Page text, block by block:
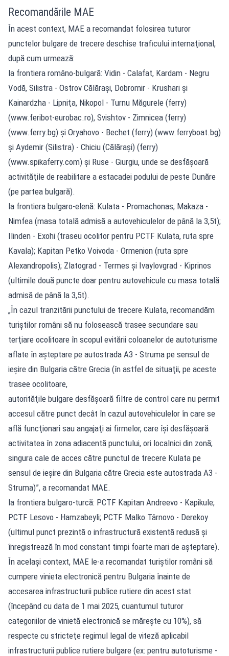
Recomandările MAE
În acest context, MAE a recomandat folosirea tuturor
punctelor bulgare de trecere deschise traficului internaţional,
după cum urmează:
la frontiera româno-bulgară: Vidin - Calafat, Kardam - Negru
Vodă, Silistra - Ostrov Călăraşi, Dobromir - Krushari şi
Kainardzha - Lipniţa, Nikopol - Turnu Măgurele (ferry)
(www.feribot-eurobac.ro), Svishtov - Zimnicea (ferry)
(www.ferry.bg) şi Oryahovo - Bechet (ferry) (www.ferryboat.bg)
şi Aydemir (Silistra) - Chiciu (Călăraşi) (ferry)
(www.spikaferry.com) şi Ruse - Giurgiu, unde se desfăşoară
activităţile de reabilitare a estacadei podului de peste Dunăre
(pe partea bulgară).
la frontiera bulgaro-elenă: Kulata - Promachonas; Makaza -
Nimfea (masa totală admisă a autovehiculelor de până la 3,5t);
Ilinden - Exohi (traseu ocolitor pentru PCTF Kulata, ruta spre
Kavala); Kapitan Petko Voivoda - Ormenion (ruta spre
Alexandropolis); Zlatograd - Termes şi Ivaylovgrad - Kiprinos
(ultimile două puncte doar pentru autovehicule cu masa totală
admisă de până la 3,5t).
„În cazul tranzitării punctului de trecere Kulata, recomandăm
turiştilor români să nu folosească trasee secundare sau
terţiare ocolitoare în scopul evitării coloanelor de autoturisme
aflate în aşteptare pe autostrada A3 - Struma pe sensul de
ieşire din Bulgaria către Grecia (în astfel de situaţii, pe aceste
trasee ocolitoare,
autorităţile bulgare desfăşoară filtre de control care nu permit
accesul către punct decât în cazul autovehiculelor în care se
află funcţionari sau angajaţi ai firmelor, care îşi desfăşoară
activitatea în zona adiacentă punctului, ori localnici din zonă;
singura cale de acces către punctul de trecere Kulata pe
sensul de ieşire din Bulgaria către Grecia este autostrada A3 -
Struma)”, a recomandat MAE.
la frontiera bulgaro-turcă: PCTF Kapitan Andreevo - Kapikule;
PCTF Lesovo - Hamzabeyli; PCTF Malko Târnovo - Derekoy
(ultimul punct prezintă o infrastructură existentă redusă şi
înregistrează în mod constant timpi foarte mari de aşteptare).
În acelaşi context, MAE le-a recomandat turiştilor români să
cumpere vinieta electronică pentru Bulgaria înainte de
accesarea infrastructurii publice rutiere din acest stat
(începând cu data de 1 mai 2025, cuantumul tuturor
categoriilor de vinietă electronică se măreşte cu 10%), să
respecte cu stricteţe regimul legal de viteză aplicabil
infrastructurii publice rutiere bulgare (ex: pentru autoturisme -